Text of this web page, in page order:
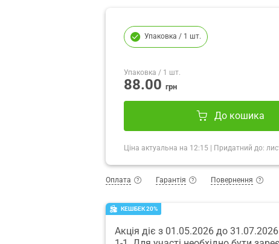
Упаковка / 1 шт.
Упаковка / 1 шт.
88.00 грн
До кошика
Ціна актуальна на 12:15 | Придатний до:
Оплата Гарантія Повернення
КЕШБЕК 20%
Акція діє з 01.05.2026 до